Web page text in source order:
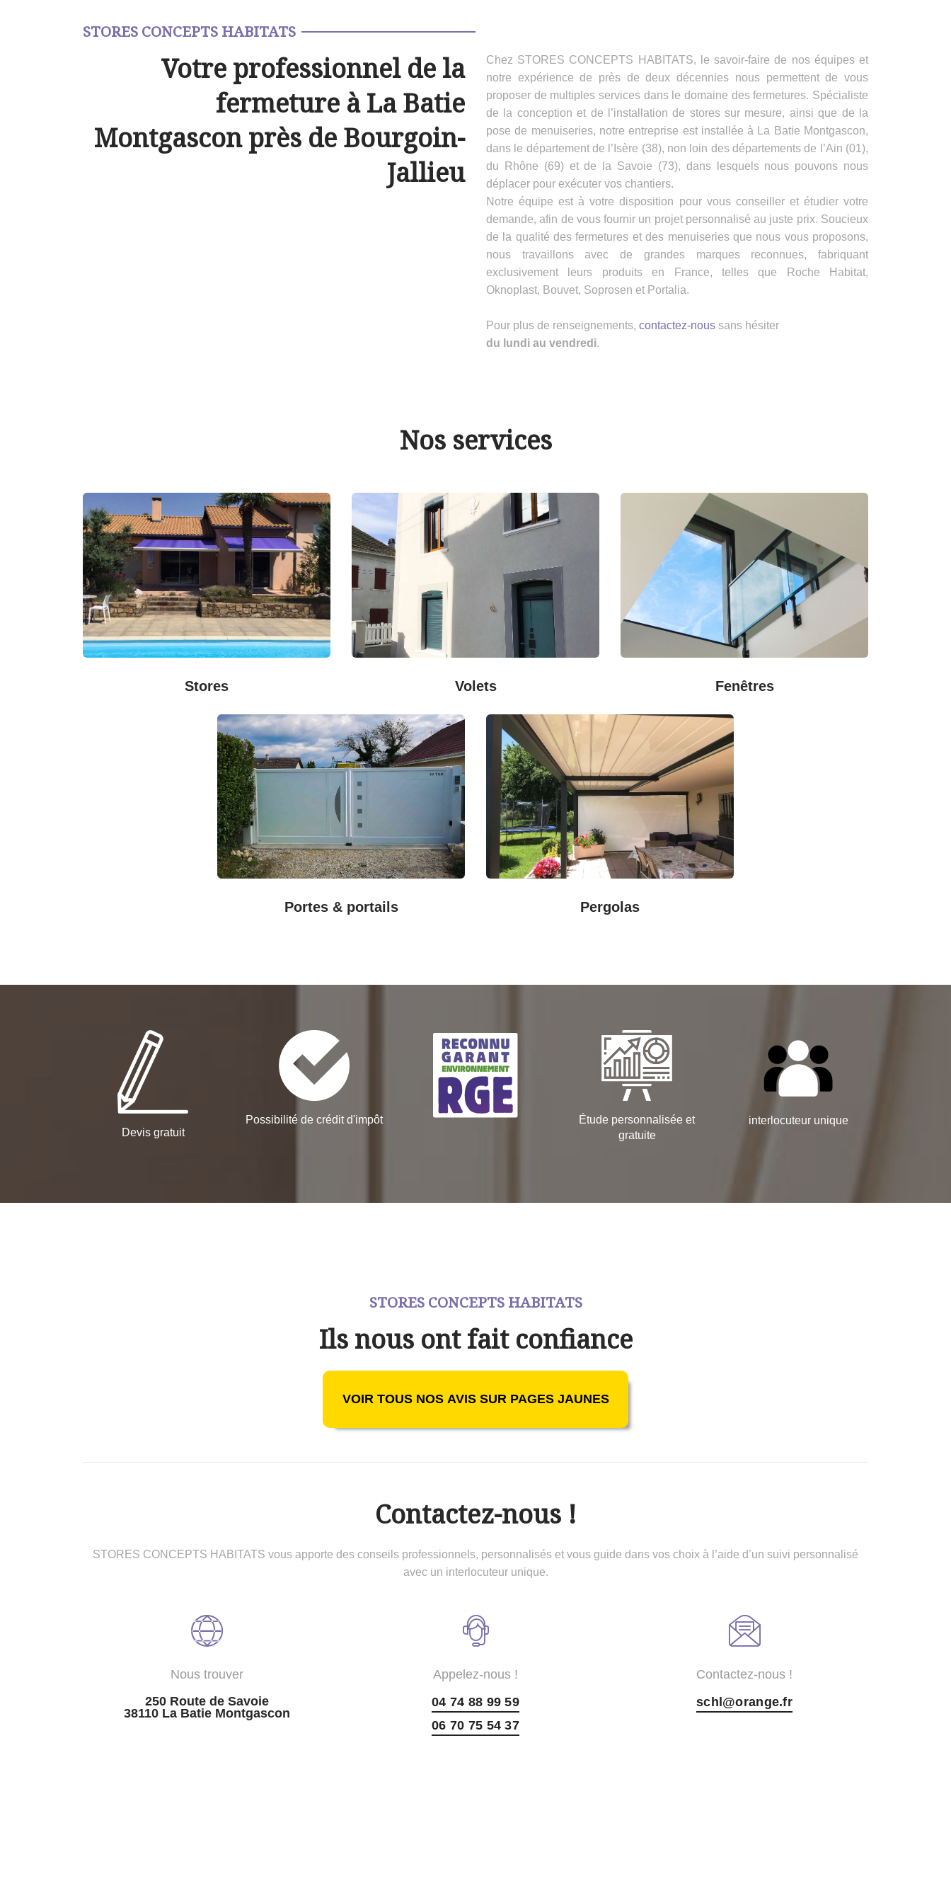
STORES CONCEPTS HABITATS
Votre professionnel de la
fermeture à La Batie
Montgascon près de Bourgoin-
Jallieu
Chez STORES CONCEPTS HABITATS, le savoir-faire de nos équipes et
notre expérience de près de deux décennies nous permettent de vous
proposer de multiples services dans le domaine des fermetures. Spécialiste
de la conception et de l’installation de stores sur mesure, ainsi que de la
pose de menuiseries, notre entreprise est installée à La Batie Montgascon,
dans le département de l’Isère (38), non loin des départements de l’Ain (01),
du Rhône (69) et de la Savoie (73), dans lesquels nous pouvons nous
déplacer pour exécuter vos chantiers.
Notre équipe est à votre disposition pour vous conseiller et étudier votre
demande, afin de vous fournir un projet personnalisé au juste prix. Soucieux
de la qualité des fermetures et des menuiseries que nous vous proposons,
nous travaillons avec de grandes marques reconnues, fabriquant
exclusivement leurs produits en France, telles que Roche Habitat,
Oknoplast, Bouvet, Soprosen et Portalia.
Pour plus de renseignements, contactez-nous sans hésiter
du lundi au vendredi.
Nos services
Stores Volets Fenêtres
Portes & portails Pergolas
Devis gratuit
Possibilité de crédit d'impôt
Étude personnalisée et
gratuite
interlocuteur unique
STORES CONCEPTS HABITATS
Ils nous ont fait confiance
VOIR TOUS NOS AVIS SUR PAGES JAUNES
Contactez-nous !
STORES CONCEPTS HABITATS vous apporte des conseils professionnels, personnalisés et vous guide dans vos choix à l’aide d’un suivi personnalisé
avec un interlocuteur unique.
Nous trouver
250 Route de Savoie
38110 La Batie Montgascon
Appelez-nous !
04 74 88 99 59
06 70 75 54 37
Contactez-nous !
schl@orange.fr